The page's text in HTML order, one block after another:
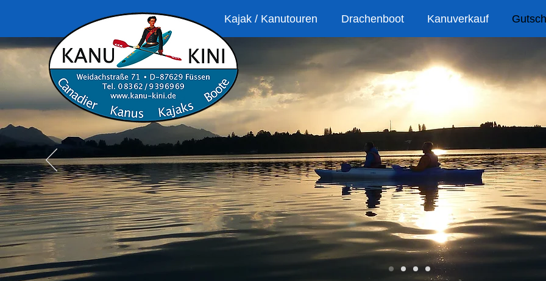
Kajak / Kanutouren Drachenboot Kanuverkauf